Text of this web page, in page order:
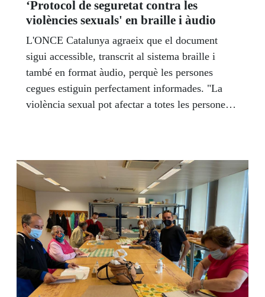
‘Protocol de seguretat contra les
violències sexuals' en braille i àudio
L'ONCE Catalunya agraeix que el document
sigui accessible, transcrit al sistema braille i
també en format àudio, perquè les persones
cegues estiguin perfectament informades. "La
violència sexual pot afectar a totes les persones
Botí, delegat territorial d'ONCE Catalunya. A
Catalunya, hi ha més de 10.000 persones cegues
afiliades a l’Organització.